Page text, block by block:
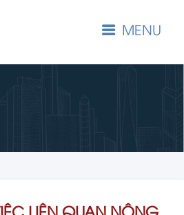
LIÊN QUAN NÔNG
MENU